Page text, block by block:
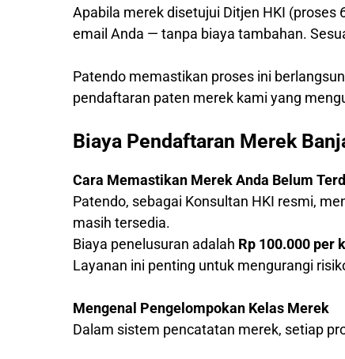
Apabila merek disetujui Ditjen HKI
email Anda — tanpa biaya tambahan.
Patendo memastikan proses ini
pendaftaran paten merek kami yang
Biaya Pendaftaran Merek
Cara Memastikan Merek Anda Belum
Patendo, sebagai Konsultan HKI resmi,
masih tersedia.
Biaya penelusuran adalah Rp 100.000 per
Layanan ini penting untuk mengurangi
Mengenal Pengelompokan Kelas Merek
Dalam sistem pencatatan merek, setiap